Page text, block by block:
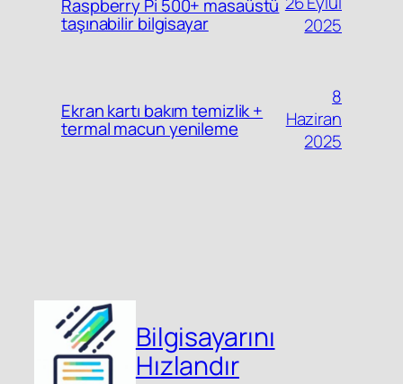
Raspberry Pi 500+ masaüstü
taşınabilir bilgisayar
2025
Ekran kartı bakım temizlik +
termal macun yenileme
8
Haziran
2025
Bilgisayarını
Hızlandır